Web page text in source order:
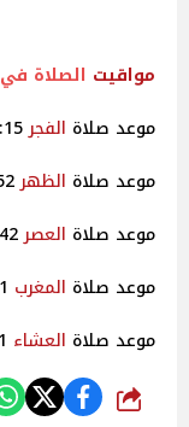
مواقيت الصلاة في
موعد صلاة الفجر5:15
موعد صلاة الظهر11:52
موعد صلاة العصر2:42
موعد صلاة المغرب
موعد صلاة العشاء
شارك